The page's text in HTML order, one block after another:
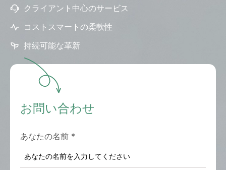
クライアント中心のサービス
コストスマートの柔軟性
持続可能な革新
お問い合わせ
あなたの名前 *